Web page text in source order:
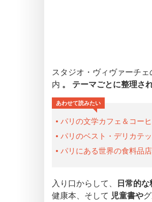
スタジオ・ヴィヴァーチ
内 。 テーマごとに整理さ
あわせて読みたい
パリの文学カフェ＆コー
パリのベスト・デリカテ
パリにある世界の食料品
入り口からして、 日常的
健康本、そして 児童書や